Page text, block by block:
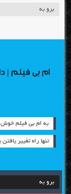
ام بی فیلم |
به ام بی فیلم خوش آمدید
تنها راه تغییر